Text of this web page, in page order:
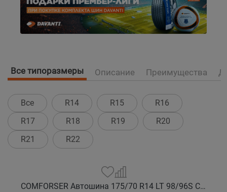
Все типоразмеры Описание Преимущества
Все R14 R15
R16
R17
R18 R19
R20
R21
R22
COMFORSER Автошина 175/70 R14 LT 98/96S CF1100 10PR RWL лето